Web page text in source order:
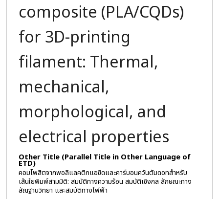
composite (PLA/CQDs)
for 3D-printing
filament: Thermal,
mechanical,
morphological, and
electrical properties
Other Title (Parallel Title in Other Language of
ETD)
คอมโพสิตจากพอลิแลคติกแอซิดและคาร์บอนควันตัมดอทสำหรับ
เส้นใยพิมพ์สามมิติ: สมบัติทางความร้อน สมบัติเชิงกล ลักษณะทาง
สัณฐานวิทยา และสมบัติทางไฟฟ้า